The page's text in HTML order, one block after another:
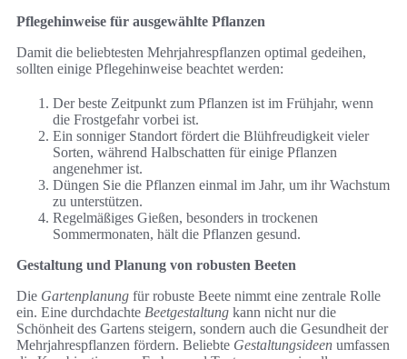
Pflegehinweise für ausgewählte Pflanzen
Damit die beliebtesten Mehrjahrespflanzen optimal gedeihen,
sollten einige Pflegehinweise beachtet werden:
Der beste Zeitpunkt zum Pflanzen ist im Frühjahr, wenn
die Frostgefahr vorbei ist.
Ein sonniger Standort fördert die Blühfreudigkeit vieler
Sorten, während Halbschatten für einige Pflanzen
angenehmer ist.
Düngen Sie die Pflanzen einmal im Jahr, um ihr Wachstum
zu unterstützen.
Regelmäßiges Gießen, besonders in trockenen
Sommermonaten, hält die Pflanzen gesund.
Gestaltung und Planung von robusten Beeten
Die Gartenplanung für robuste Beete nimmt eine zentrale Rolle
ein. Eine durchdachte Beetgestaltung kann nicht nur die
Schönheit des Gartens steigern, sondern auch die Gesundheit der
Mehrjahrespflanzen fördern. Beliebte Gestaltungsideen umfassen